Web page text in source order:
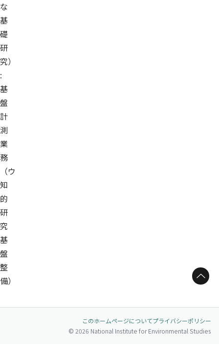
な
基
礎
研
究）
:
基
盤
計
測
業
務
（ウ
知
的
研
究
基
盤
整
備）
ページトップへ
このホームページについてプライバシーポリシー
© 2026 National Institute for Environmental Studies